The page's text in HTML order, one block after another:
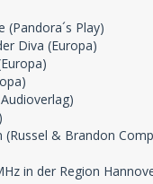
(Pandora´s Play)
Diva (Europa)
(Russel & Brandon
in der Region